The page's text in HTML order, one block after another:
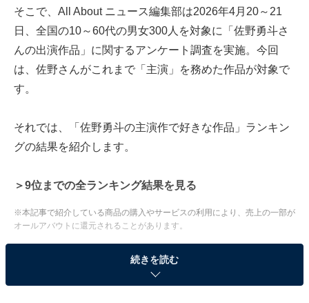
そこで、All About ニュース編集部は2026年4月20～21
日、全国の10～60代の男女300人を対象に「佐野勇斗さ
んの出演作品」に関するアンケート調査を実施。今回
は、佐野さんがこれまで「主演」を務めた作品が対象で
す。
それでは、「佐野勇斗の主演作で好きな作品」ランキン
グの結果を紹介します。
＞9位までの全ランキング結果を見る
※本記事で紹介している商品の購入やサービスの利用により、売上の一部が
オールアバウトに還元されることがあります。
2位：『ESCAPE それは誘拐のはずだった』（林
続きを読む